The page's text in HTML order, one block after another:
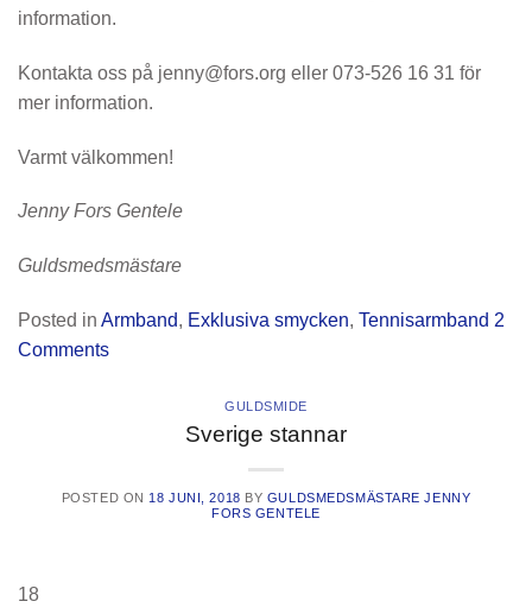
information.
Kontakta oss på jenny@fors.org eller 073-526 16 31 för
mer information.
Varmt välkommen!
Jenny Fors Gentele
Guldsmedsmästare
Posted in Armband, Exklusiva smycken, Tennisarmband 2
Comments
GULDSMIDE
Sverige stannar
POSTED ON 18 JUNI, 2018 BY GULDSMEDSMÄSTARE JENNY
FORS GENTELE
18